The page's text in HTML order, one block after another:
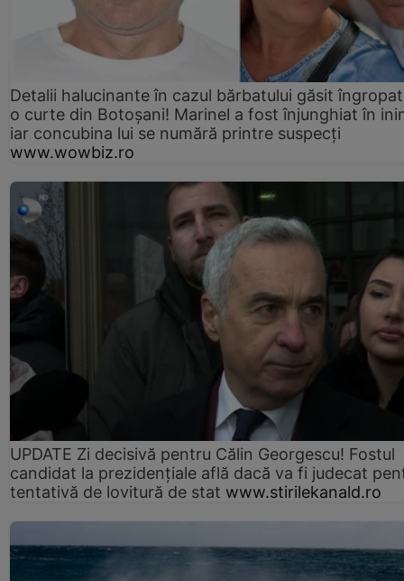
Detalii halucinante în cazul bărbatului găsit
o curte din Botoșani! Marinel a fost înjunghiat în
iar concubina lui se numără printre suspecți
www.wowbiz.ro
UPDATE Zi decisivă pentru Călin Georgescu! Fostul
candidat la prezidențiale află dacă va fi judecat
tentativă de lovitură de stat www.stirilekanald.ro